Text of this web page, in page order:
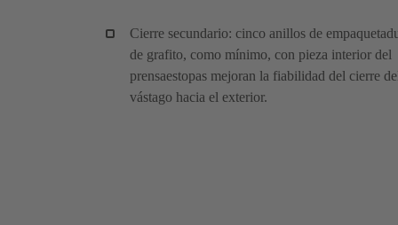
Cierre secundario: cinco anillos de
de grafito, como mínimo, con pieza interior del
prensaestopas mejoran la fiabilidad del cierre
vástago hacia el exterior.